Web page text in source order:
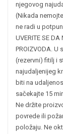
njegovog
(Nikada
ne radi u
UVERITE SE
PROIZVODA.
(rezervni) fitilj i
najudaljenijeg
biti na
sačekajte 15
Ne držite
povrede ili
položaju. Ne